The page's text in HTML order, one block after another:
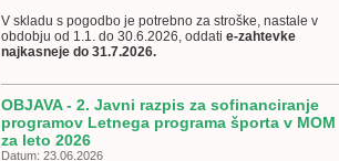
V skladu s pogodbo je potrebno za stroške, nastale v
obdobju od 1.1. do 30.6.2026, oddatie-zahtevke
najkasneje do 31.7.2026.
OBJAVA - 2. Javni razpis za sofinanciranje
programov Letnega programa športa v MOM
za leto 2026
Datum: 23.06.2026